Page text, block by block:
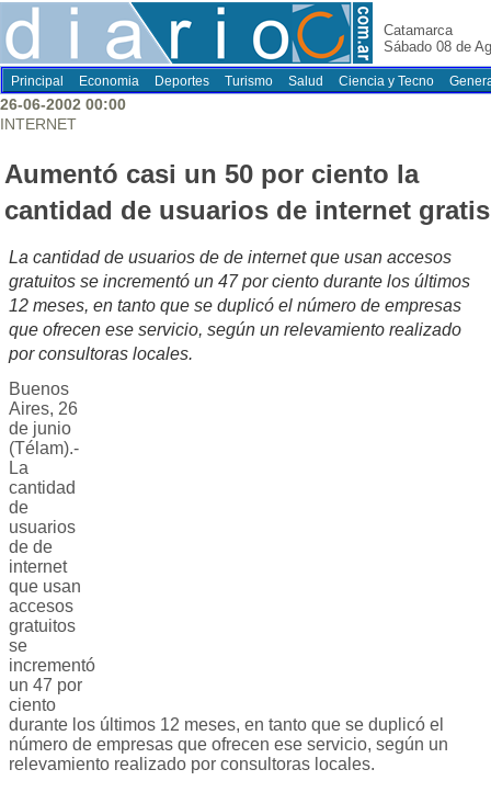
Catamarca
Sábado 08 de
Principal Economia Deportes Turismo Salud Ciencia y Tecno
26-06-2002 00:00
INTERNET
Aumentó casi un 50 por ciento la
cantidad de usuarios de internet gratis
La cantidad de usuarios de de internet que usan accesos
gratuitos se incrementó un 47 por ciento durante los últimos
12 meses, en tanto que se duplicó el número de empresas
que ofrecen ese servicio, según un relevamiento realizado
por consultoras locales.
Buenos
Aires, 26
de junio
(Télam).-
La
cantidad
de
usuarios
de de
internet
que usan
accesos
gratuitos
se
incrementó
un 47 por
ciento
durante los últimos 12 meses, en tanto que se duplicó el
número de empresas que ofrecen ese servicio, según un
relevamiento realizado por consultoras locales.